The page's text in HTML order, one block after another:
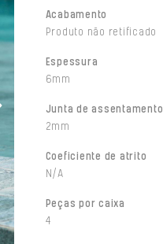
Acabamento
Produto não retificado
Espessura
6mm
Junta de assentamento
2mm
Coeficiente de atrito
N/A
Peças por caixa
4